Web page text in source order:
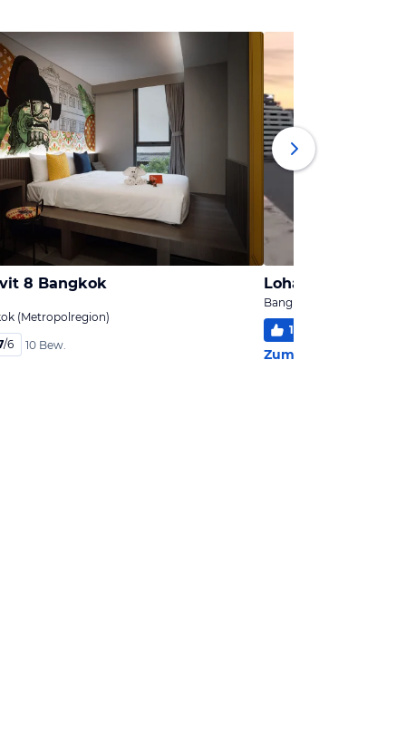
8 Bangkok
(Metropolregion)
/6 10 Bew.
Bangkok, Bangkok
100
Zum Hotel